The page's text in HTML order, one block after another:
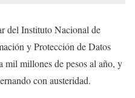
del Instituto Nacional de
y Protección de Datos
millones de pesos al año, y
con austeridad.